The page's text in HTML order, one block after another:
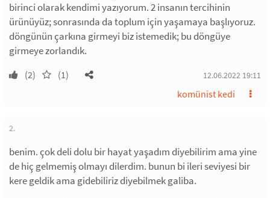
birinci olarak kendimi yazıyorum. 2 insanın tercihinin
ürünüyüz; sonrasında da toplum için yaşamaya başlıyoruz.
döngünün çarkına girmeyi biz istemedik; bu döngüye
girmeye zorlandık.
(2) (1) 12.06.2022 19:11
komünist kedi
2.
benim. çok deli dolu bir hayat yaşadım diyebilirim ama yine
de hiç gelmemiş olmayı dilerdim. bunun bi ileri seviyesi bir
kere geldik ama gidebiliriz diyebilmek galiba.